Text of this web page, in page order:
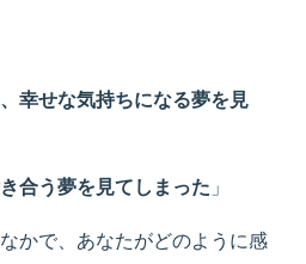
幸せな気持ちになる夢を見
合う夢を見てしまった 」
かで、あなたがどのように感